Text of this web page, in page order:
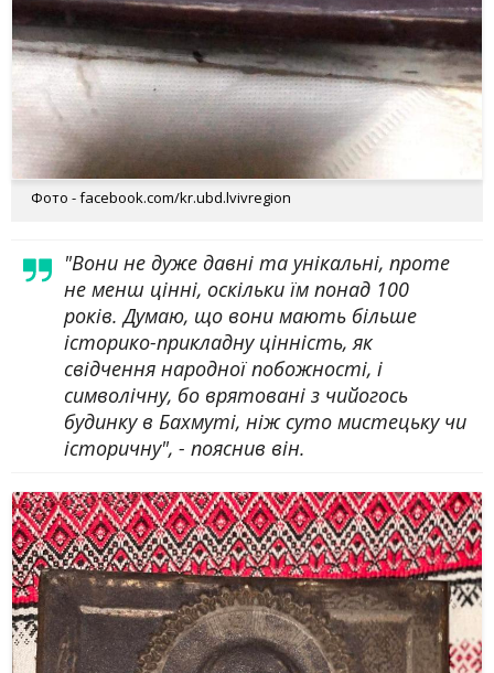
Фото - facebook.com/kr.ubd.lvivregion
"Вони не дуже давні та унікальні, проте
не менш цінні, оскільки їм понад 100
років. Думаю, що вони мають більше
історико-прикладну цінність, як
свідчення народної побожності, і
символічну, бо врятовані з чийогось
будинку в Бахмуті, ніж суто мистецьку чи
історичну", - пояснив він.